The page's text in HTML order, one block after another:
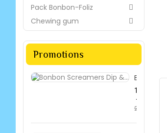
Pack Bonbon-Foliz 
Chewing gum 
Promotions
Bonbon...
19,42 €
-33%
28,99 €